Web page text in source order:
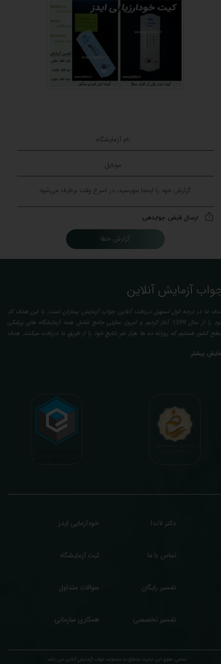
گزارش خطا
ارسال قبض جوابدهی
تمامی حقوق این سایت متعلق به مجموعه ​جواب آزمایش آنلاین می باشد.
آزمایش آنلاین
ما در درجه اول تسهیل دریافت آنلاین جواب آزمایش بیماران است. با این هدف کار
خود را از سال 1399 آغاز کردیم و امروز، سایتی جامع شامل همه آزمایشگاه های پزشکی
کشور هستیم که روزانه ده ها هزار نفر نتایج خود را از طریق ما دریافت میکنند. هدف
با تایید و مهر پزشک متخصص) میباشد. رسالت ما در تفسیر، استخراج حداکثر
بیمه ها، افزایش تمایل افراد به انجام آزمایش (با دریافت اطلاعاتی دقیقتر، کاربردی، قابل
و شخصی سازی شده) میگردد. تا درنهایت به جامعه ای سالم تر برای تبدیل شدن به
پیشرفته (دیر و زود داره سوخت و سوز نداره...) برسیم. قابل ذکر است که جواب
آنلاین به نتایج هیچ یک از کاربران بصورت مستقیم دسترسی ندارد و موارد تفسیر نیز
با درخواست و ارسال خود کاربر انجام میگیرد و ما تابع اصول اخلاق پزشکی و حرفه ای
بیشتر
دکتر لاندا
تفسیر تخصصی
تفسیر رایگان
خودآزمایی ایدز
ثبت آزمایشگاه تماس با ما
سوالات متداول
همکاری سازمانی